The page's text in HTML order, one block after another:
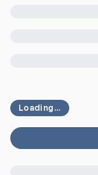
Loading...